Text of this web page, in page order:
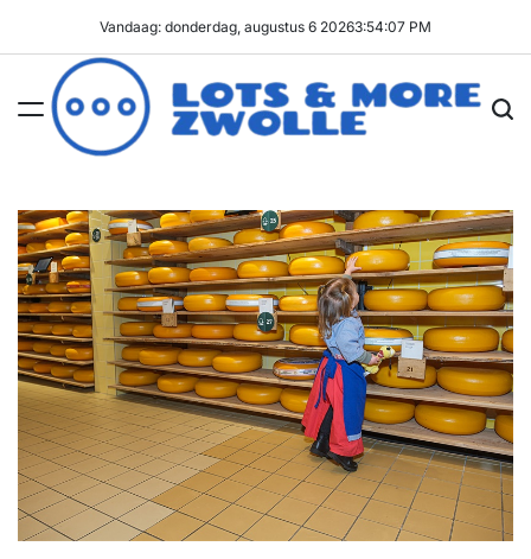
inhoud
Vandaag: donderdag, augustus 6 20263:54:07 PM
&
More
Zwolle